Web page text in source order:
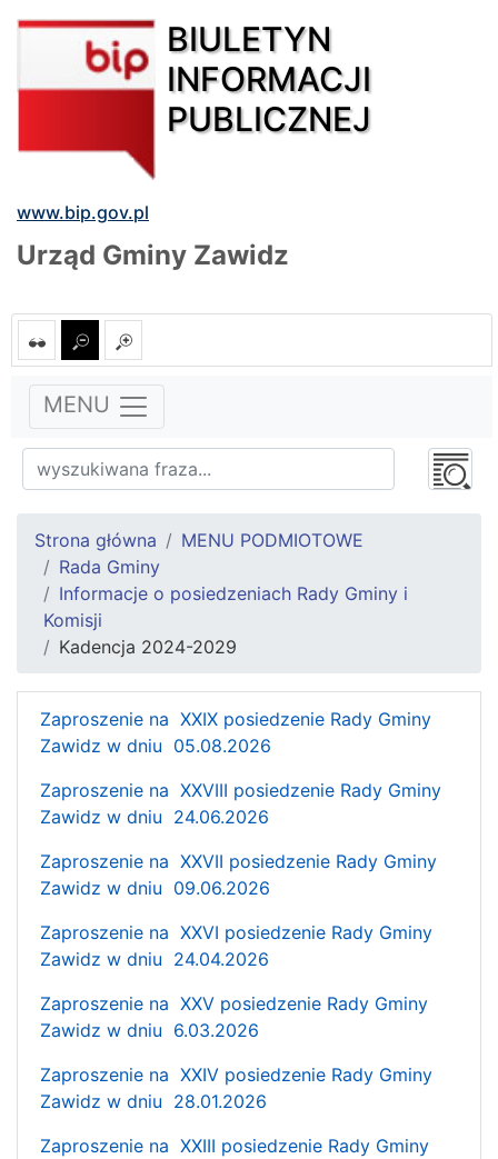
BIULETYN
INFORMACJI
PUBLICZNEJ
www.bip.gov.pl
Urząd Gminy Zawidz
MENU
Strona główna
MENU PODMIOTOWE
Rada Gminy
Informacje o posiedzeniach Rady Gminy i
Komisji
Kadencja 2024-2029
Zaproszenie na XXIX posiedzenie Rady Gminy
Zawidz w dniu 05.08.2026
Zaproszenie na XXVIII posiedzenie Rady Gminy
Zawidz w dniu 24.06.2026
Zaproszenie na XXVII posiedzenie Rady Gminy
Zawidz w dniu 09.06.2026
Zaproszenie na XXVI posiedzenie Rady Gminy
Zawidz w dniu 24.04.2026
Zaproszenie na XXV posiedzenie Rady Gminy
Zawidz w dniu 6.03.2026
Zaproszenie na XXIV posiedzenie Rady Gminy
Zawidz w dniu 28.01.2026
Zaproszenie na XXIII posiedzenie Rady Gminy